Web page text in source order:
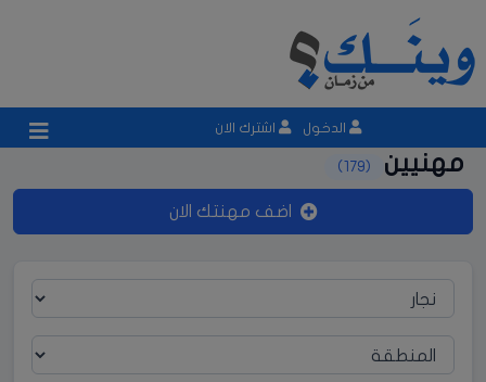
الدخول اشترك الان
مهنيين (179)
اضف مهنتك الان
المنطقة